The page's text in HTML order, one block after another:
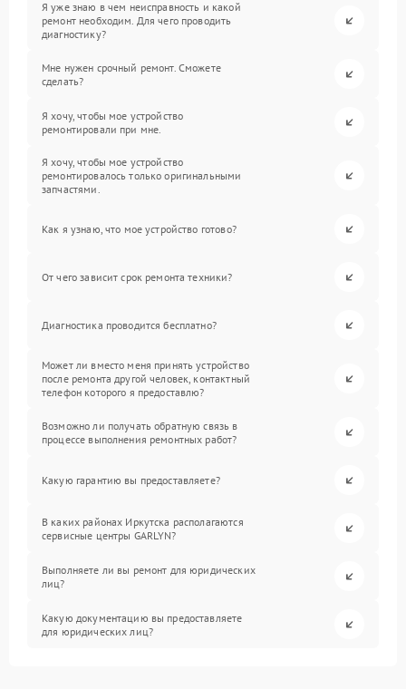
Я уже знаю в чем неисправность и какой
ремонт необходим. Для чего проводить
диагностику?
Мне нужен срочный ремонт. Сможете
сделать?
Я хочу, чтобы мое устройство
ремонтировали при мне.
Я хочу, чтобы мое устройство
ремонтировалось только оригинальными
запчастями.
Как я узнаю, что мое устройство готово?
От чего зависит срок ремонта техники?
Диагностика проводится бесплатно?
Может ли вместо меня принять устройство
после ремонта другой человек, контактный
телефон которого я предоставлю?
Возможно ли получать обратную связь в
процессе выполнения ремонтных работ?
Какую гарантию вы предоставляете?
В каких районах Иркутска располагаются
сервисные центры GARLYN?
Выполняете ли вы ремонт для юридических
лиц?
Какую документацию вы предоставляете
для юридических лиц?